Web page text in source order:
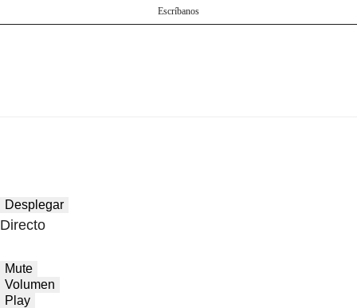
Escríbanos
Desplegar
Directo
Mute
Volumen
Play